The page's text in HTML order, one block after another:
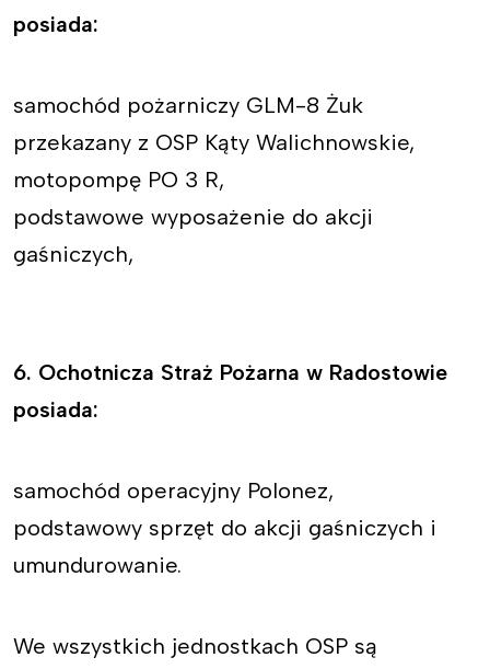
posiada:
samochód pożarniczy GLM-8 Żuk
przekazany z OSP Kąty Walichnowskie,
motopompę PO 3 R,
podstawowe wyposażenie do akcji
gaśniczych,
6. Ochotnicza Straż Pożarna w Radostowie
posiada:
samochód operacyjny Polonez,
podstawowy sprzęt do akcji gaśniczych i
umundurowanie.
We wszystkich jednostkach OSP są